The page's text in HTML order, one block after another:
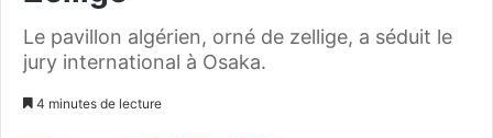
Le pavillon algérien, orné de zellige, a séduit le
jury international à Osaka.
4 minutes de lecture